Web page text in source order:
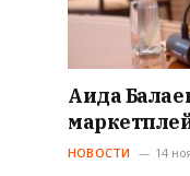
Аида
НОВОСТИ 14